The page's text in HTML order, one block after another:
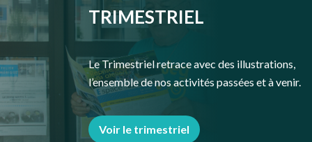
TRIMESTRIEL
Le Trimestriel retrace avec des illustrations,
l’ensemble de nos activités passées et à venir.
Voir le trimestriel